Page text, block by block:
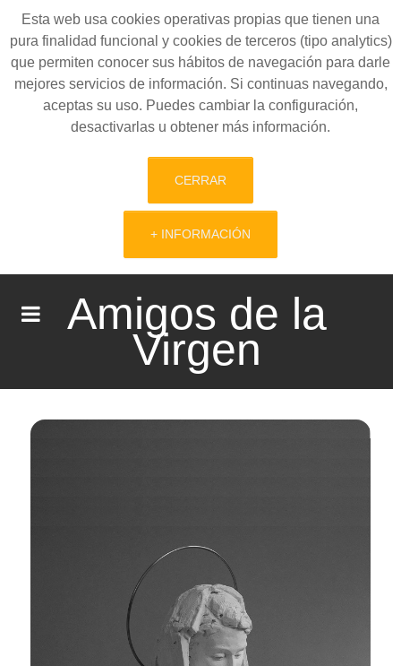
Esta web usa cookies operativas propias que tienen una
pura finalidad funcional y cookies de terceros (tipo analytics)
que permiten conocer sus hábitos de navegación para darle
mejores servicios de información. Si continuas navegando,
aceptas su uso. Puedes cambiar la configuración,
desactivarlas u obtener más información.
CERRAR
+ INFORMACIÓN
Amigos de la
Virgen